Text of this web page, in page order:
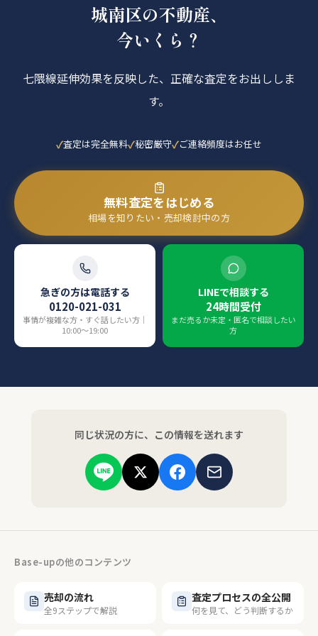
城南区の不動産、
今いくら？
七隈線延伸効果を反映した、正確な査定をお出ししま
す。
査定は完全無料 秘密厳守 ご連絡頻度はお任せ
無料査定をはじめる
相場を知りたい・売却検討中の方
急ぎの方は電話する
0120-021-031
事情が複雑な方・すぐ話したい方｜
10:00〜19:00
LINEで相談する
24時間受付
まだ売るか未定・匿名で相談したい
方
同じ状況の方に、この情報を送れます
Base-upの他のコンテンツ
売却の流れ
全9ステップで解説
査定プロセスの全公開
何を見て、どう判断するか